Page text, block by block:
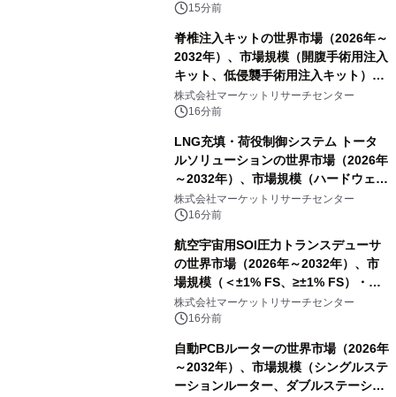
（2026年～2036年）
15分前
脊椎注入キットの世界市場（2026年～
2032年）、市場規模（開腹手術用注入
キット、低侵襲手術用注入キット）・
分析レポートを発表
株式会社マーケットリサーチセンター
16分前
LNG充填・荷役制御システム トータ
ルソリューションの世界市場（2026年
～2032年）、市場規模（ハードウェ
ア、ソフトウェア、サービス）・分析
レポートを発表
株式会社マーケットリサーチセンター
16分前
航空宇宙用SOI圧力トランスデューサ
の世界市場（2026年～2032年）、市
場規模（＜±1% FS、≥±1% FS）・分
析レポートを発表
株式会社マーケットリサーチセンター
16分前
自動PCBルーターの世界市場（2026年
～2032年）、市場規模（シングルステ
ーションルーター、ダブルステーショ